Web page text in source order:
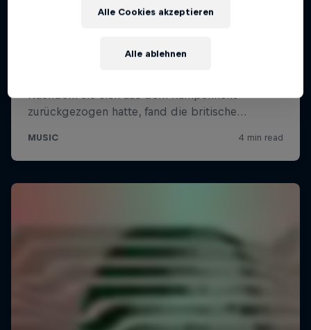
Alle ablehnen
Alle Cookies akzeptieren